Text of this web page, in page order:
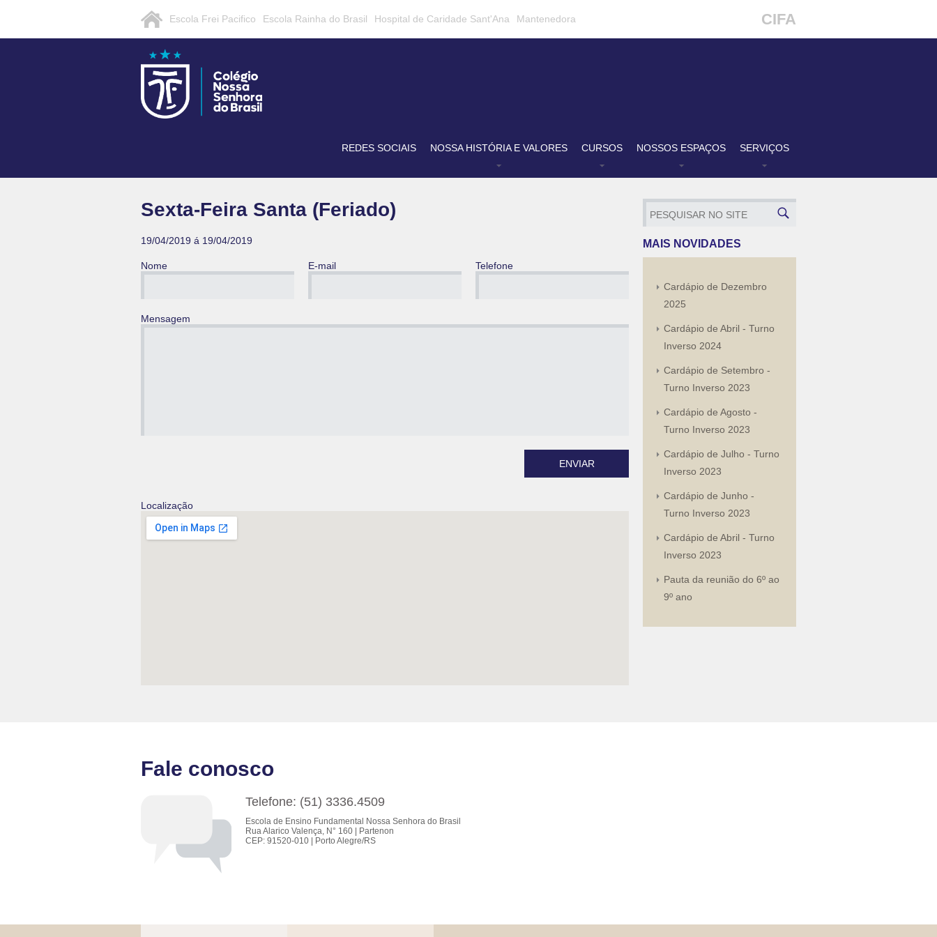
Escola Frei Pacifico Escola Rainha do Brasil Hospital de Caridade Sant'Ana Mantenedora CIFA
REDES SOCIAIS NOSSA HISTÓRIA E VALORES CURSOS NOSSOS ESPAÇOS SERVIÇOS
Sexta-Feira Santa (Feriado)
19/04/2019 á 19/04/2019
Nome E-mail Telefone
Mensagem
ENVIAR
Localização
MAIS NOVIDADES
Cardápio de Dezembro
2025
Cardápio de Abril - Turno
Inverso 2024
Cardápio de Setembro -
Turno Inverso 2023
Cardápio de Agosto -
Turno Inverso 2023
Cardápio de Julho - Turno
Inverso 2023
Cardápio de Junho -
Turno Inverso 2023
Cardápio de Abril - Turno
Inverso 2023
Pauta da reunião do 6º ao
9º ano
Fale conosco
Telefone: (51) 3336.4509
Escola de Ensino Fundamental Nossa Senhora do Brasil
Rua Alarico Valença, N° 160 | Partenon
CEP: 91520-010 | Porto Alegre/RS